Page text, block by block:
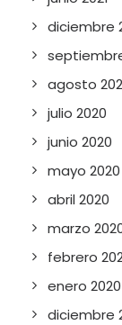
diciembre
agosto
julio 2020
junio 2020
mayo 2020
abril 2020
marzo
febrero
enero 2020
diciembre